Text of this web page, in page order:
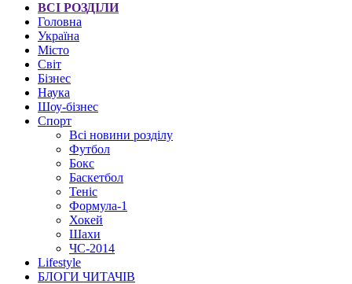
ВСІ РОЗДІЛИ
Головна
Україна
Місто
Світ
Бізнес
Наука
Шоу-бізнес
Спорт
Всі новини розділу
Футбол
Бокс
Баскетбол
Теніс
Формула-1
Хокей
Шахи
ЧС-2014
Lifestyle
БЛОГИ ЧИТАЧІВ